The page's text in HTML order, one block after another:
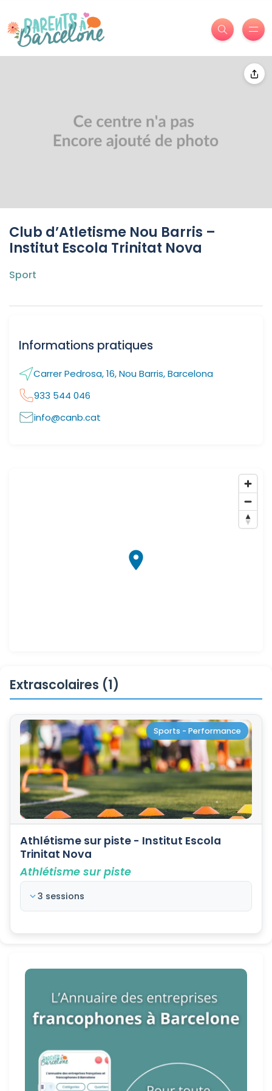
Club d’Atletisme Nou Barris –
Institut Escola Trinitat Nova
Sport
Informations pratiques
Carrer Pedrosa, 16, Nou Barris, Barcelona
933 544 046
info@canb.cat
Extrascolaires (1)
Sports - Performance
Athlétisme sur piste - Institut Escola
Trinitat Nova
Athlétisme sur piste
3 sessions